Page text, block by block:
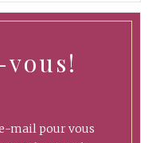
mail pour vous